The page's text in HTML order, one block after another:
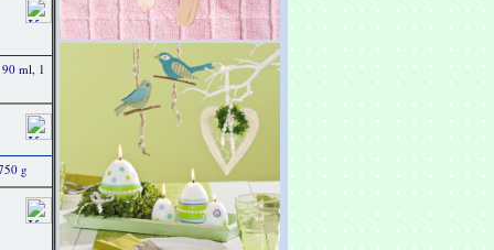
ml, 1
g